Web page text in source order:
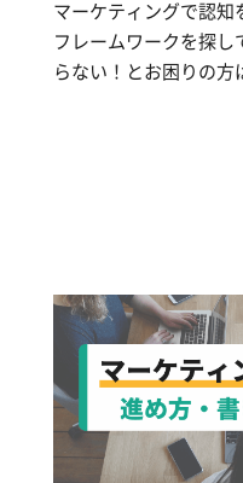
マーケティングで認
フレームワークを探
らない！とお困りの方